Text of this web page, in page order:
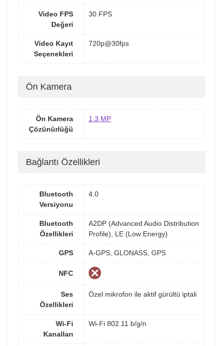
Video FPS
Değeri
30 FPS
Video Kayıt
Seçenekleri
720p@30fps
Ön Kamera
Ön Kamera
Çözünürlüğü
1.3 MP
Bağlantı Özellikleri
Bluetooth
Versiyonu
4.0
Bluetooth
Özellikleri
A2DP (Advanced Audio Distribution
Profile), LE (Low Energy)
GPS A-GPS, GLONASS, GPS
NFC
Ses
Özellikleri
Özel mikrofon ile aktif gürültü iptali
Wi-Fi
Kanalları
Wi-Fi 802.11 b/g/n